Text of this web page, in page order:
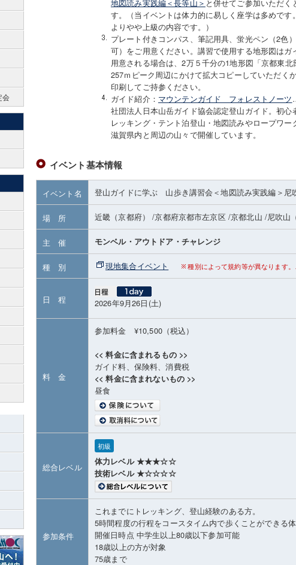
地図読み実践編＜長等山＞ と併せてご参加いただく
す。（当イベントは体力的に易しく座学は多めで
よりやや上級の内容です。）
プレート付きコンパス、筆記用具、蛍光ペン（2色）
可）をご用意ください。講習で使用する地形図は
用意される場合は、2万５千分の1地形図「京都東
257ｍピーク周辺にかけて拡大コピーしていただく
印刷してご持参ください。
ガイド紹介： マウンテンガイド フォレストノーツ
社団法人日本山岳ガイド協会認定登山ガイド。初心
レッキング・テント泊登山・地図読みやロープワ
滋賀県内と周辺の山々で開催しています。
イベント基本情報
イベント名 登山ガイドに学ぶ 山歩き講習会＜地図読み実践編＞尼
場 所 近畿（京都府） /京都府京都市左京区 /京都北山 /尼吹山
主 催 モンベル・アウトドア・チャレンジ
種 別 現地集合イベント 種別によって規約等が異なります
日 程 2026年9月26日(土)
料 金
参加料金 ¥10,500（税込）
<< 料金に含まれるもの >>
ガイド料、保険料、消費税
<< 料金に含まれないもの >>
昼食
総合レベル
初級
体力レベル ★★★☆☆
技術レベル ★☆☆☆☆
参加条件
これまでにトレッキング、登山経験のある方。
5時間程度の行程をコースタイム内で歩くことができる体
開催日時点 中学生以上80歳以下参加可能
18歳以上の方が対象
75歳まで
会